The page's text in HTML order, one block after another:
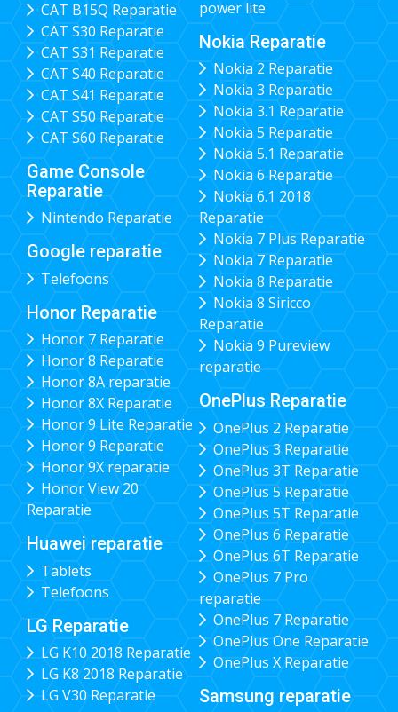
CAT B15Q Reparatie
CAT S30 Reparatie
CAT S31 Reparatie
CAT S40 Reparatie
CAT S41 Reparatie
CAT S50 Reparatie
CAT S60 Reparatie
Game Console
Reparatie
Nintendo Reparatie
Google reparatie
Telefoons
Honor Reparatie
Honor 7 Reparatie
Honor 8 Reparatie
Honor 8A reparatie
Honor 8X Reparatie
Honor 9 Lite Reparatie
Honor 9 Reparatie
Honor 9X reparatie
Honor View 20
Reparatie
Huawei reparatie
Tablets
Telefoons
LG Reparatie
LG K10 2018 Reparatie
LG K8 2018 Reparatie
LG V30 Reparatie
power lite
Nokia Reparatie
Nokia 2 Reparatie
Nokia 3 Reparatie
Nokia 3.1 Reparatie
Nokia 5 Reparatie
Nokia 5.1 Reparatie
Nokia 6 Reparatie
Nokia 6.1 2018
Reparatie
Nokia 7 Plus Reparatie
Nokia 7 Reparatie
Nokia 8 Reparatie
Nokia 8 Siricco
Reparatie
Nokia 9 Pureview
reparatie
OnePlus Reparatie
OnePlus 2 Reparatie
OnePlus 3 Reparatie
OnePlus 3T Reparatie
OnePlus 5 Reparatie
OnePlus 5T Reparatie
OnePlus 6 Reparatie
OnePlus 6T Reparatie
OnePlus 7 Pro
reparatie
OnePlus 7 Reparatie
OnePlus One Reparatie
OnePlus X Reparatie
Samsung reparatie